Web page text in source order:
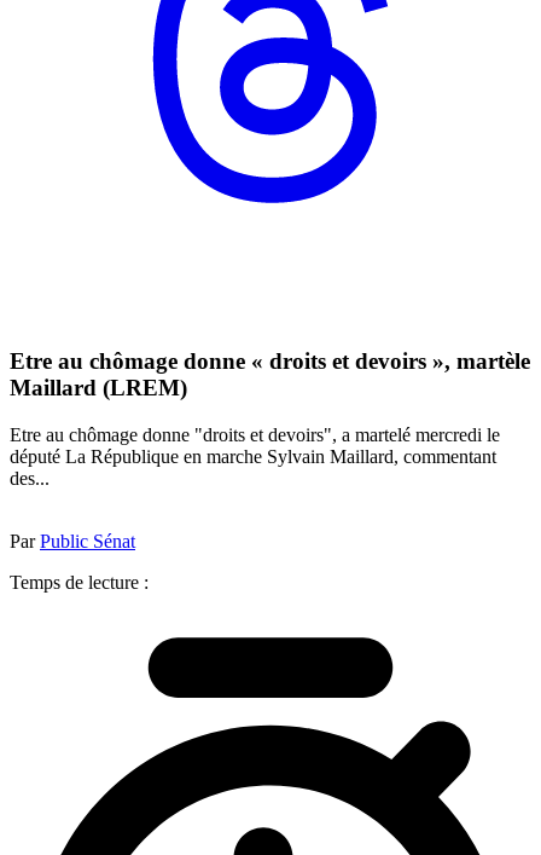
Etre au chômage donne « droits et devoirs », martèle
Maillard (LREM)
Etre au chômage donne "droits et devoirs", a martelé mercredi le
député La République en marche Sylvain Maillard, commentant
des...
ParPublic Sénat
Temps de lecture :